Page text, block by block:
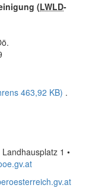
(LWLD-
463,92 KB) .
1 •